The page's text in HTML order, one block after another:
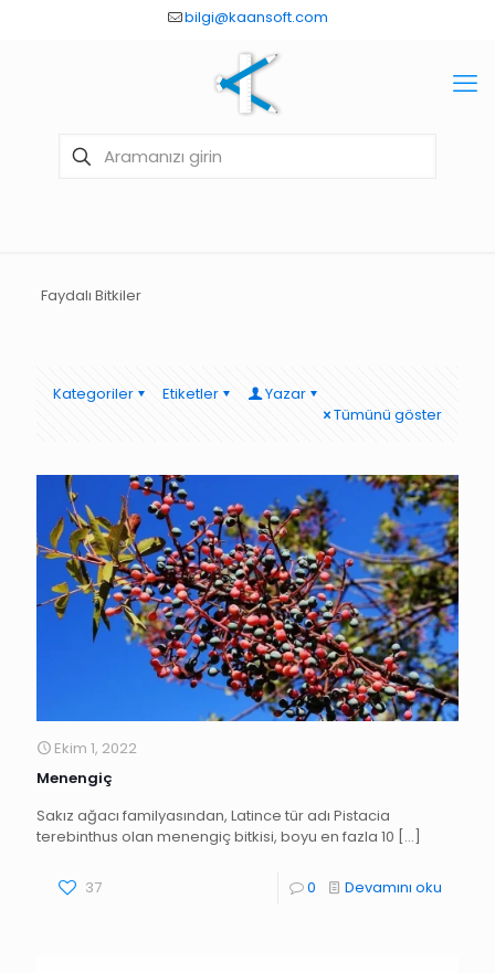
bilgi@kaansoft.com
Faydalı Bitkiler
Kategoriler Etiketler
Yazar
Tümünü göster
Ekim 1, 2022
Menengiç
Sakız ağacı familyasından, Latince tür adı Pistacia
terebinthus olan menengiç bitkisi, boyu en fazla 10 […]
37 0 Devamını oku